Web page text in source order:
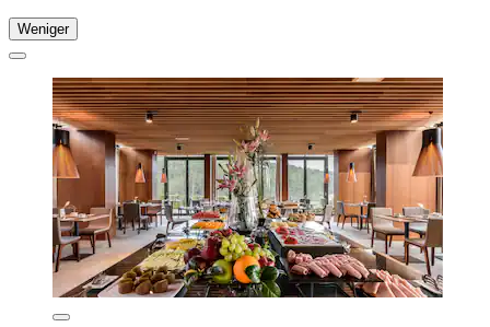
Weniger